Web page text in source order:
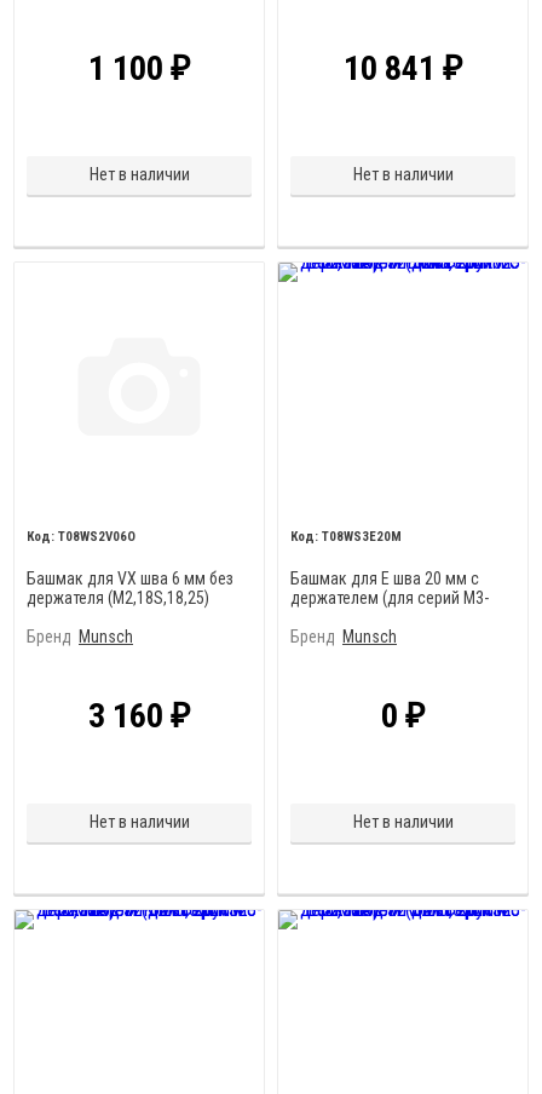
1 100 ₽
Нет в наличии
10 841 ₽
Нет в наличии
T08WS2V06O
Башмак для VX шва 6 мм без
держателя (М2,18S,18,25)
Бренд Munsch
3 160 ₽
Нет в наличии
Т08WS3E20M
Башмак для E шва 20 мм с
держателем (для серий M3-
Бренд Munsch
0 ₽
Нет в наличии